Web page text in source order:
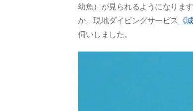
幼魚）が見られるようになりま
か。現地ダイビングサービス
《
伺いしました。